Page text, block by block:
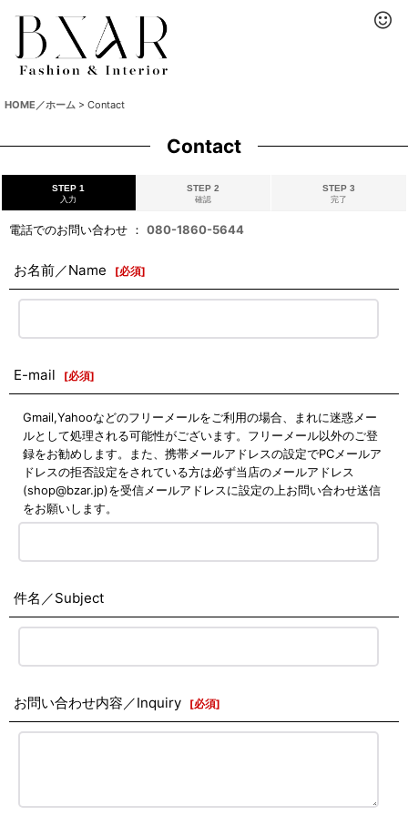
HOME／ホーム > Contact
Contact
STEP 1
入力
STEP 2
確認
STEP 3
完了
電話でのお問い合わせ ： 080-1860-5644
お名前／Name [必須]
E-mail [必須]
Gmail,Yahooなどのフリーメールをご利用の場合、まれに迷惑メー
ルとして処理される可能性がございます。フリーメール以外のご登
録をお勧めします。また、携帯メールアドレスの設定でPCメールア
ドレスの拒否設定をされている方は必ず当店のメールアドレス
(shop@bzar.jp)を受信メールアドレスに設定の上お問い合わせ送信
をお願いします。
件名／Subject
お問い合わせ内容／Inquiry [必須]